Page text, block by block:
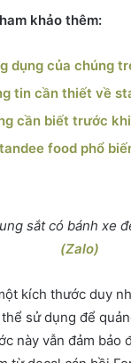
khảo thêm:
dụng của chúng
tin cần thiết về
cần biết trước
food phổ
sắt có bánh xe
(Zalo)
kích thước duy
sử dụng để
này vẫn đảm